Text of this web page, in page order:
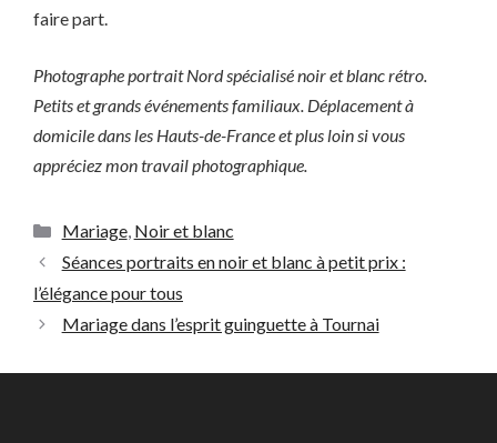
faire part.
Photographe portrait Nord spécialisé noir et blanc rétro.
Petits et grands événements familiaux. Déplacement à
domicile dans les Hauts-de-France et plus loin si vous
appréciez mon travail photographique.
Catégories
Mariage, Noir et blanc
Séances portraits en noir et blanc à petit prix :
l’élégance pour tous
Mariage dans l’esprit guinguette à Tournai